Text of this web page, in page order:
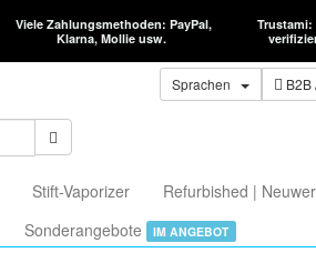
Viele Zahlungsmethoden: PayPal,
Klarna, Mollie usw.
Trustami:
Sprachen B2B
Stift-Vaporizer Refurbished |
Sonderangebote IM ANGEBOT